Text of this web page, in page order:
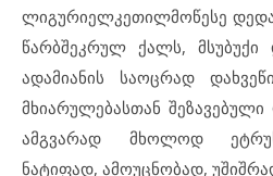
ლიგურიელკეთილმოწესე
წარბშეკრულ ქალს, მსუბუქი
ადამიანის საოცრად
მხიარულებასთან
ამგვარად მხოლოდ
ნატიფად, ამოუცნობად,